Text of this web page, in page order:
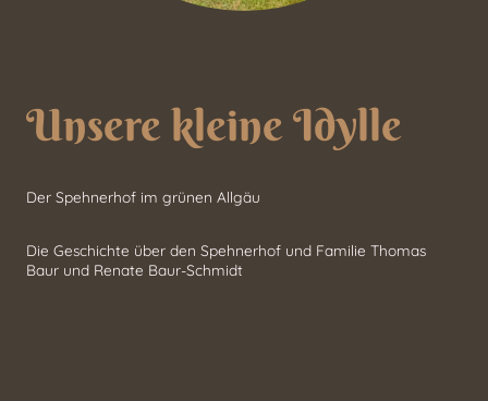
Unsere kleine Idylle
Der Spehnerhof im grünen Allgäu
Die Geschichte über den Spehnerhof und Familie Thomas
Baur und Renate Baur-Schmidt